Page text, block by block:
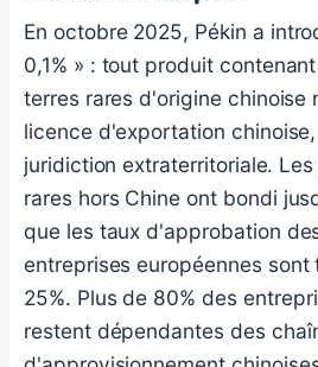
En octobre 2025, Pékin a
0,1% » : tout produit
terres rares d'origine chinoise
licence d'exportation
juridiction extraterritoriale.
rares hors Chine ont bondi
que les taux d'approbation
entreprises européennes sont
25%. Plus de 80% des
restent dépendantes des